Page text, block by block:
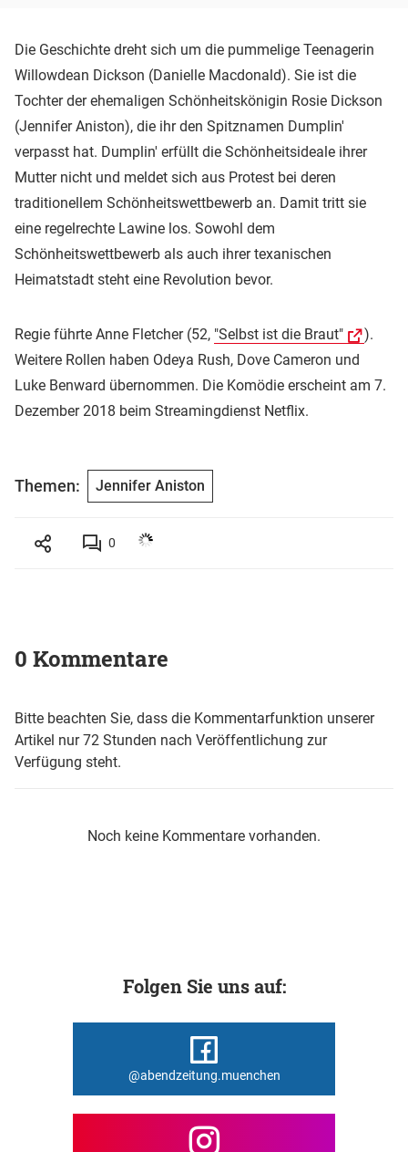
Die Geschichte dreht sich um die pummelige Teenagerin
Willowdean Dickson (Danielle Macdonald). Sie ist die
Tochter der ehemaligen Schönheitskönigin Rosie Dickson
(Jennifer Aniston), die ihr den Spitznamen Dumplin'
verpasst hat. Dumplin' erfüllt die Schönheitsideale ihrer
Mutter nicht und meldet sich aus Protest bei deren
traditionellem Schönheitswettbewerb an. Damit tritt sie
eine regelrechte Lawine los. Sowohl dem
Schönheitswettbewerb als auch ihrer texanischen
Heimatstadt steht eine Revolution bevor.
Regie führte Anne Fletcher (52, "Selbst ist die Braut"
).
Weitere Rollen haben Odeya Rush, Dove Cameron und
Luke Benward übernommen. Die Komödie erscheint am 7.
Dezember 2018 beim Streamingdienst Netflix.
Themen: Jennifer Aniston
0
0 Kommentare
Bitte beachten Sie, dass die Kommentarfunktion unserer
Artikel nur 72 Stunden nach Veröffentlichung zur
Verfügung steht.
Noch keine Kommentare vorhanden.
Folgen Sie uns auf:
@abendzeitung.muenchen